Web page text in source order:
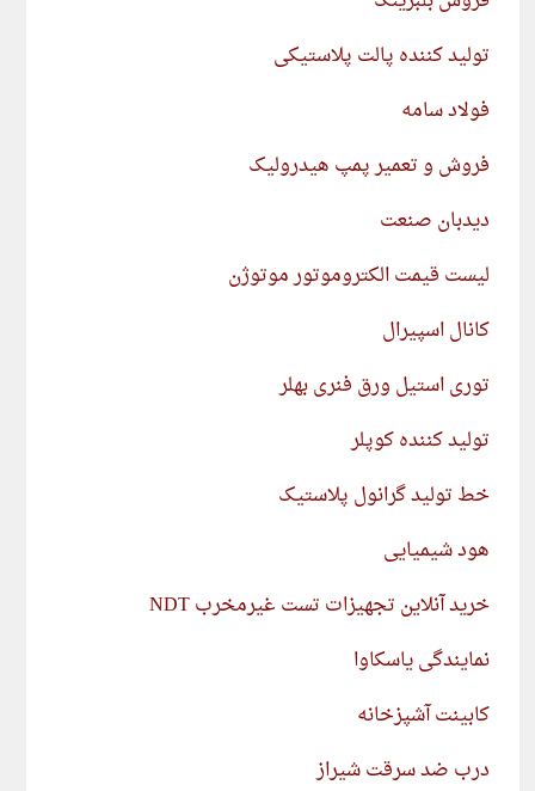
تولید کننده پالت پلاستیکی
فولاد سامه
فروش و تعمیر پمپ هیدرولیک
دیدبان صنعت
لیست قیمت الکتروموتور موتوژن
کانال اسپیرال
توری استیل ورق فنری بهلر
تولید کننده کوپلر
خط تولید گرانول پلاستیک
هود شیمیایی
خرید آنلاین تجهیزات تست غیرمخرب NDT
نمایندگی یاسکاوا
کابینت آشپزخانه
درب ضد سرقت شیراز